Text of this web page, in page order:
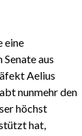
eine
aus
Aelius
nunmehr den
höchst
hat,